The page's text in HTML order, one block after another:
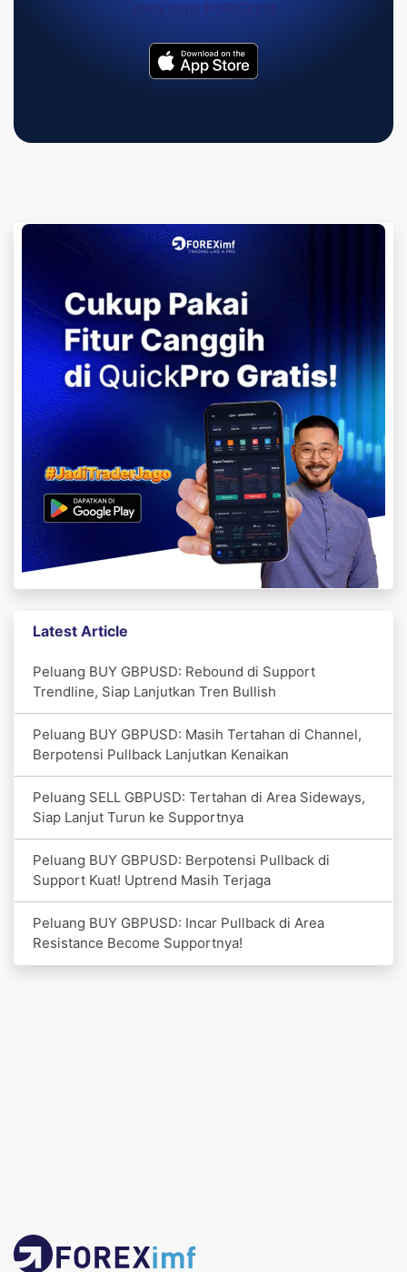
Latest Article
Peluang BUY GBPUSD: Rebound di Support
Trendline, Siap Lanjutkan Tren Bullish
Peluang BUY GBPUSD: Masih Tertahan di Channel,
Berpotensi Pullback Lanjutkan Kenaikan
Peluang SELL GBPUSD: Tertahan di Area Sideways,
Siap Lanjut Turun ke Supportnya
Peluang BUY GBPUSD: Berpotensi Pullback di
Support Kuat! Uptrend Masih Terjaga
Peluang BUY GBPUSD: Incar Pullback di Area
Resistance Become Supportnya!